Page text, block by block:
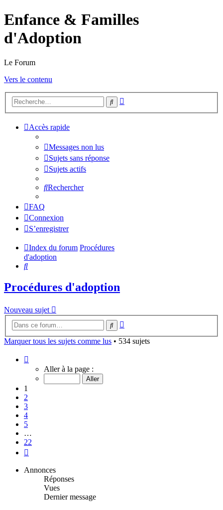
Enfance & Familles
d'Adoption
Le Forum
Vers le contenu
Rechercher
Accès rapide
Messages non lus
Sujets sans réponse
Sujets actifs
Rechercher
FAQ
Connexion
S’enregistrer
Index du forum Procédures
d'adoption
Rechercher
Procédures d'adoption
Nouveau sujet
Rechercher
Marquer tous les sujets comme lus • 534 sujets
sur
Aller à la page :
1
2
3
4
5
…
22
Annonces
Réponses
Vues
Dernier message